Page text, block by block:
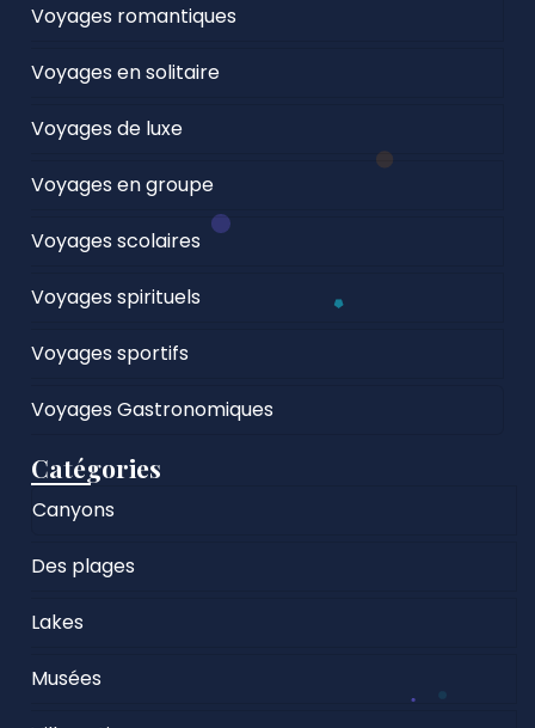
Voyages romantiques
Voyages en solitaire
Voyages de luxe
Voyages en groupe
Voyages scolaires
Voyages spirituels
Voyages sportifs
Voyages Gastronomiques
Catégories
Canyons
Des plages
Lakes
Musées